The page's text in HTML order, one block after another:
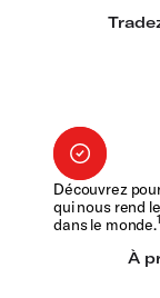
Découvrez
qui nous rend
dans le monde.1